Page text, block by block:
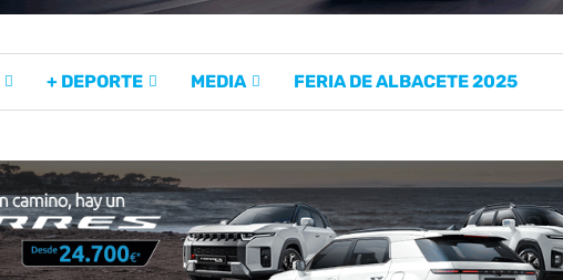
+ DEPORTE MEDIA FERIA DE ALBACETE 2025